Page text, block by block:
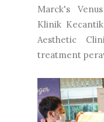
Marck's
Klinik
Aesthetic
treatment